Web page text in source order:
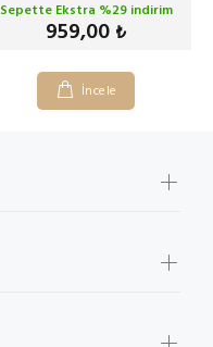
Sepette Ekstra %29indirim
959,00 ₺
İncele